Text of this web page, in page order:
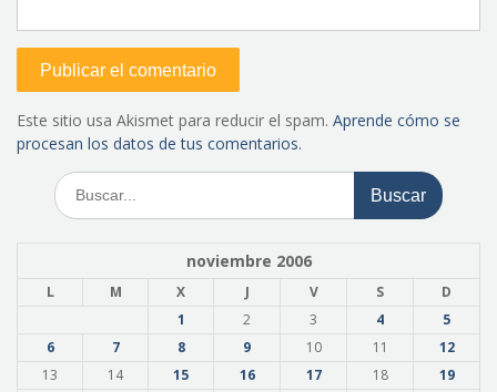
Este sitio usa Akismet para reducir el spam. Aprende cómo se
procesan los datos de tus comentarios.
Buscar:
noviembre 2006
L M X J V S
D
1
2 3 4
5
6
7 8 9 10 11
12
13
14 15 16 17 18
19